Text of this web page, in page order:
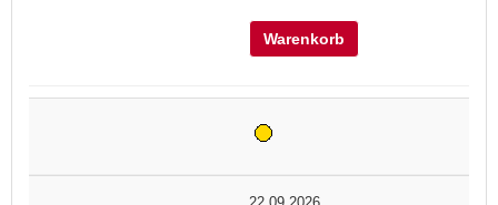
Warenkorb